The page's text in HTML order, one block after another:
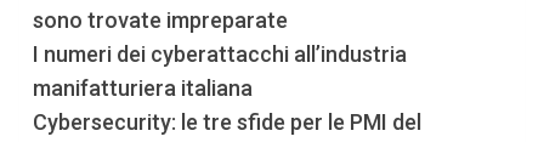
sono trovate impreparate
I numeri dei cyberattacchi all’industria
manifatturiera italiana
Cybersecurity: le tre sfide per le PMI del